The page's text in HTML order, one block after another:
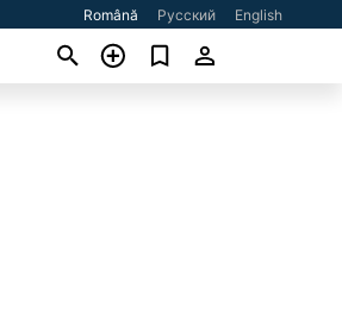
Română Русский English